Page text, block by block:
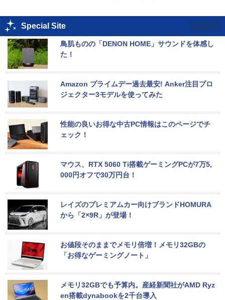
Special Site
鳥肌ものの「DENON HOME」サウンドを体感し
た！
Amazon プライムデー過去最安! Anker注目プロ
ジェクター3モデルを使ってみた
性能の良いお得な中古PC情報はこのページでチ
ェック！
マウス、RTX 5060 Ti搭載ゲーミングPCが7万5,
000円オフで30万円台！
レイズのプレミアムカー向けブランドHOMURA
から「2×9R」が登場！
お値段そのままでメモリ倍増！メモリ32GBの
「お得なゲーミングノート」
メモリ32GBでも予算内。産経新聞社がAMD Ryz
en搭載dynabookを2千台導入